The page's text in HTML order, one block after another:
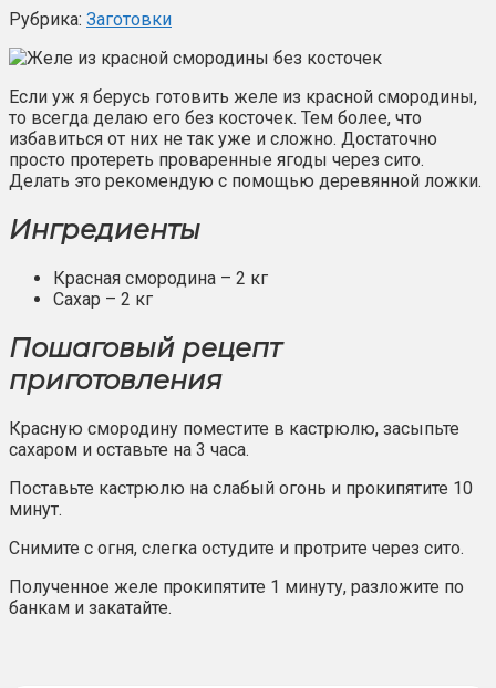
Рубрика: Заготовки
Если уж я берусь готовить желе из красной смородины,
то всегда делаю его без косточек. Тем более, что
избавиться от них не так уже и сложно. Достаточно
просто протереть проваренные ягоды через сито.
Делать это рекомендую с помощью деревянной ложки.
Ингредиенты
Красная смородина – 2 кг
Сахар – 2 кг
Пошаговый рецепт
приготовления
Красную смородину поместите в кастрюлю, засыпьте
сахаром и оставьте на 3 часа.
Поставьте кастрюлю на слабый огонь и прокипятите 10
минут.
Снимите с огня, слегка остудите и протрите через сито.
Полученное желе прокипятите 1 минуту, разложите по
банкам и закатайте.